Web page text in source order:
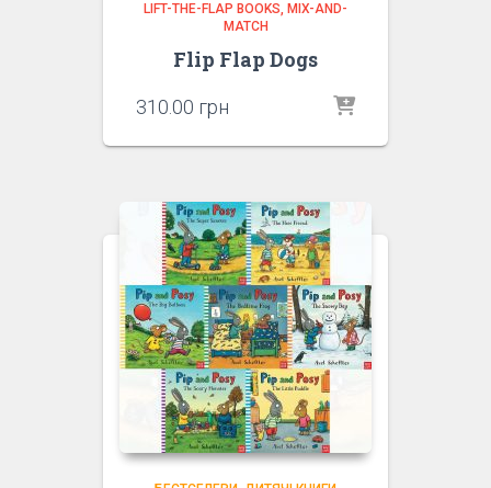
LIFT-THE-FLAP BOOKS
MIX-AND-
MATCH
Flip Flap Dogs
310.00 грн